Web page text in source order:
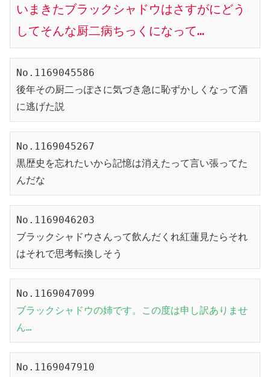
いまきたブラックシャドウはさすがにどう
してそんな厨二病ちっくになって…
No.1169045586
後年その厨二っぽさに気づき急に恥ずかしくなって酒
に逃げた説
No.1169045267
黒歴史を忘れたいから記憶は消えたって言い張ってた
んだな
No.1169046203
ブラックシャドウさんって飲んだくれ紅蓮見たらそれ
はそれで思考転換しそう
ブラックシャドウの姉です。この度は申し訳ありませ
ん…
No.1169047910